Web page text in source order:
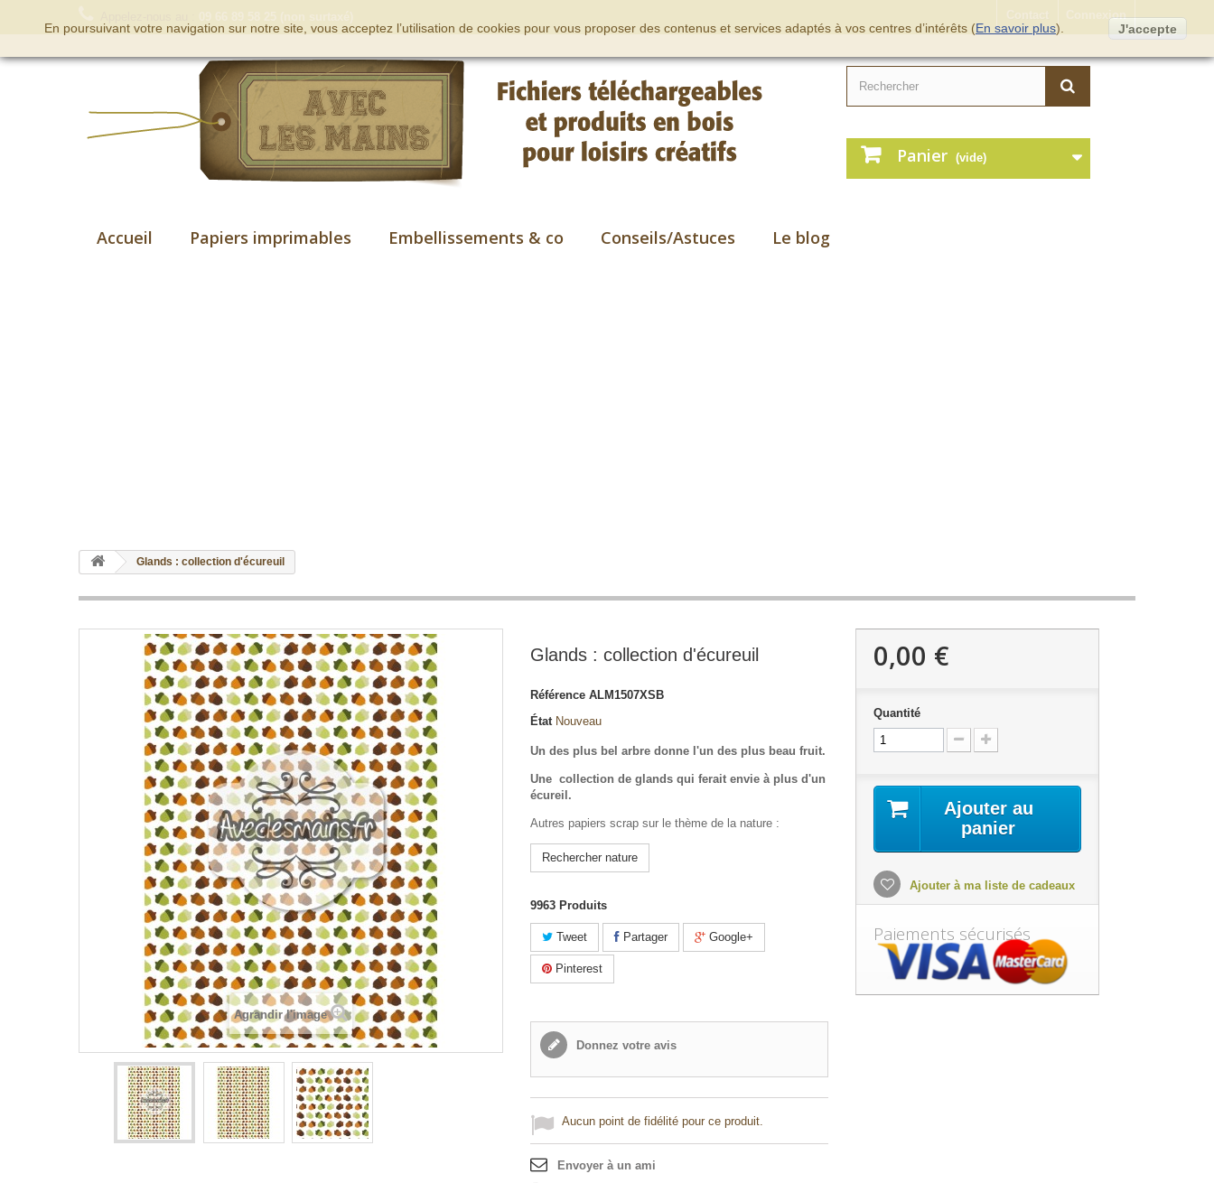
Connexion
Panier (vide)
Accueil Papiers imprimables Embellissements & co Conseils/Astuces Le blog
Glands : collection d'écureuil
Agrandir l'image
Glands : collection d'écureuil
Référence ALM1507XSB
État Nouveau
Un des plus bel arbre donne l'un des plus beau fruit.
Une collection de glands qui ferait envie à plus d'un
écureil.
Autres papiers scrap sur le thème de la nature :
Rechercher nature
9963 Produits
Tweet Partager Google+
Pinterest
Donnez votre avis
Aucun point de fidélité pour ce produit.
Envoyer à un ami
0,00 €
Quantité
Ajouter au
panier
Ajouter à ma liste de cadeaux
Paiements sécurisés
En poursuivant votre navigation sur notre site, vous acceptez l’utilisation de cookies pour vous proposer des contenus et services adaptés à vos centres d’intérêts (En savoir plus). J'accepte